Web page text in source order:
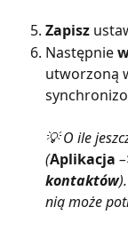
Zapisz
Następnie
utworzoną
💡 O ile
(Aplikacja
kontaktów
nią może